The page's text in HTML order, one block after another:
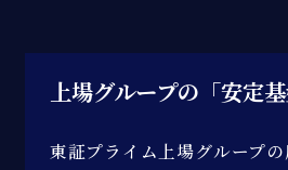
上場グループの「安定基
東証プライム上場グループ